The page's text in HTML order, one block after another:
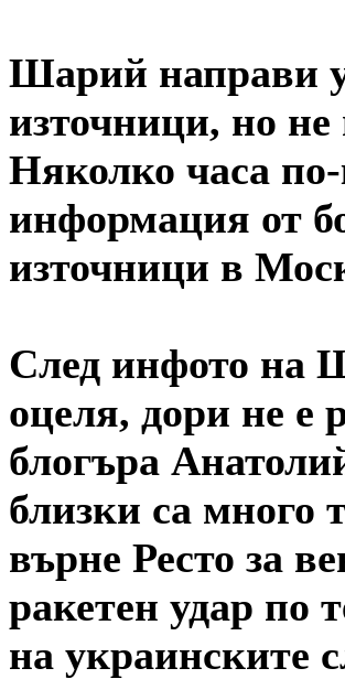
Шарий направи
източници, но не
Няколко часа
информация от
източници в
След инфото на
оцеля, дори не е
блогъра
близки са много
върне Ресто за
ракетен удар по
на